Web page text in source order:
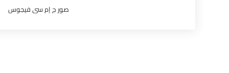
صور ج إم سي فيجوس